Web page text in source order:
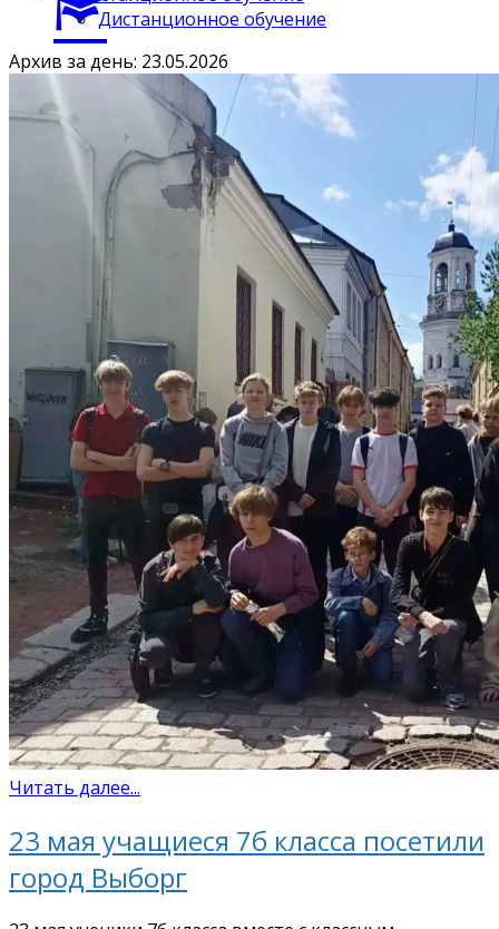
Дистанционное обучение
Архив за день: 23.05.2026
Читать далее...
23 мая учащиеся 7б класса посетили
город Выборг